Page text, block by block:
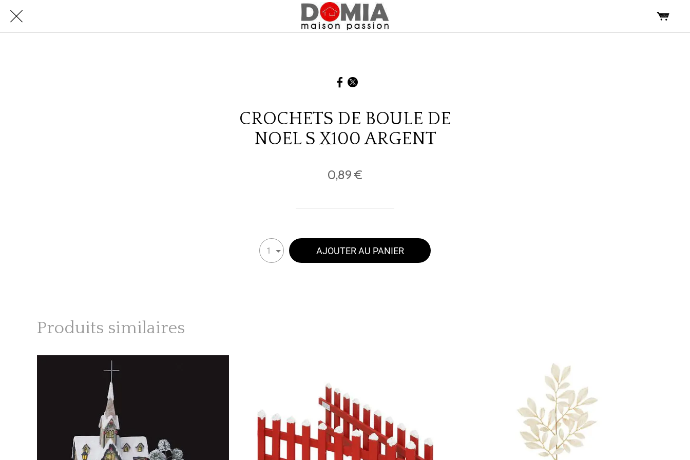
CROCHETS DE BOULE DE
NOEL S X100 ARGENT
0,89 €
1 AJOUTER AU PANIER
Produits similaires